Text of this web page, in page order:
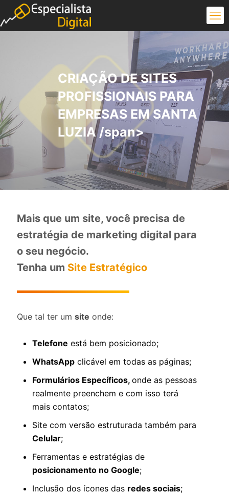
CRIAÇÃO DE SITES
PROFISSIONAIS PARA
EMPRESAS EM SANTA
LUZIA /span>
Mais que um site, você precisa de
estratégia de marketing digital para
o seu negócio.
Tenha um Site Estratégico
Que tal ter um site onde:
Telefone está bem posicionado;
WhatsApp clicável em todas as páginas;
Formulários Específicos, onde as pessoas
realmente preenchem e com isso terá
mais contatos;
Site com versão estruturada também para
Celular;
Ferramentas e estratégias de
posicionamento no Google;
Inclusão dos ícones das redes sociais;